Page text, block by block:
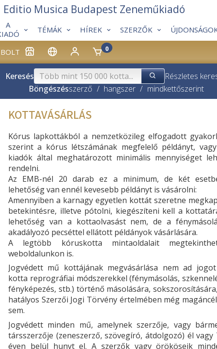
BOLT 0
A
TÉMÁK HÍREK SZERZŐK
Editio Musica Budapest Zeneműkiadó
Keresés
Részletes
Böngészésszerző / hangszer / mindkettőszerint
KOTTAVÁSÁRLÁS
Kórus lapkottákból a nemzetközileg elfogadott
szerint a kórus létszámának megfelelő példányt,
kiadók által meghatározott minimális mennyiséget
rendelni.
Az EMB-nél 20 darab ez a minimum, de két
lehetőség van ennél kevesebb példányt is vásárolni:
Amennyiben a karnagy egyetlen kottát szeretne
betekintésre, illetve pótolni, kiegészíteni kell a
lehetőség van a kottaolvasást nem, de a
akadályozó pecséttel ellátott példányok vásárlására.
A legtöbb kóruskotta mintaoldalait
weboldalunkon is.
Jogvédett mű kottájának megvásárlása nem ad
kotta reprográfiai módszerekkel (fénymásolás,
fényképezés, stb.) történő másolására,
hatályos Szerzői Jogi Törvény értelmében még
sem.
Jogvédett minden mű, amelynek szerzője, vagy
társszerzője (zeneszerző, szövegíró, átdolgozó) él vagy
éven belül hunyt el. A szerzők vagy örököseik